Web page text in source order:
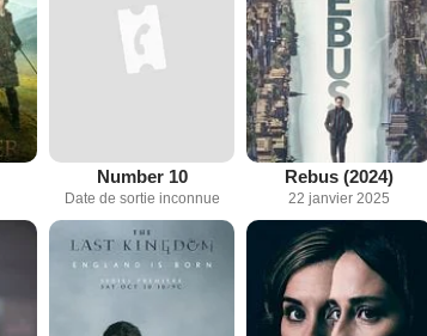
Number 10
Date de sortie inconnue
Rebus (2024)
22 janvier 2025